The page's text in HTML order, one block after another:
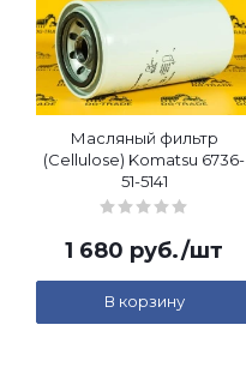
Масляный фильтр
(Cellulose) Komatsu 6736-
51-5141
1 680 руб./шт
В корзину